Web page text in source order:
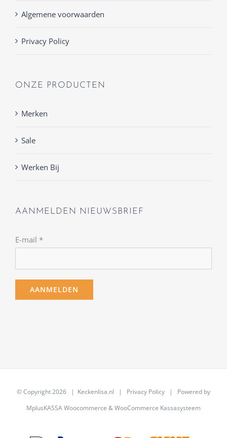
Algemene voorwaarden
Privacy Policy
ONZE PRODUCTEN
Merken
Sale
Werken Bij
AANMELDEN NIEUWSBRIEF
E-mail *
© Copyright2026 | Keckenlisa.nl | Privacy Policy | Powered by
MplusKASSA Woocommerce &WooCommerce Kassasysteem